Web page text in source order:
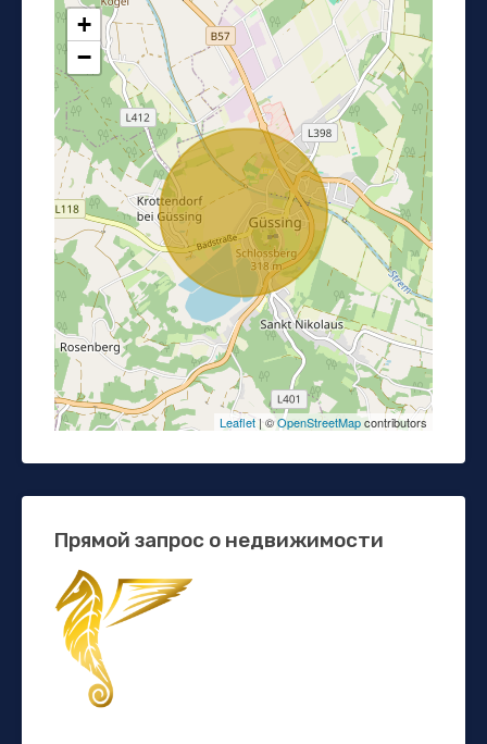
+
−
Leaflet | ©OpenStreetMapcontributors
Прямой запрос о недвижимости